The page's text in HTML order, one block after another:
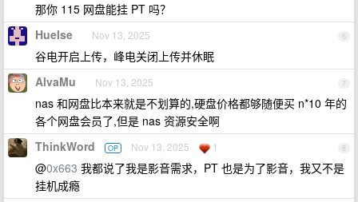
那你 115 网盘能挂 PT 吗？
6
Huelse Nov 13, 2025
谷电开启上传，峰电关闭上传并休眠
7
AlvaMu Nov 13, 2025
nas 和网盘比本来就是不划算的,硬盘价格都够随便买 n*10 年的
各个网盘会员了,但是 nas 资源安全啊
8
ThinkWord OP Nov 13, 2025 1
@0x663 我都说了我是影音需求，PT 也是为了影音，我又不是
挂机成瘾